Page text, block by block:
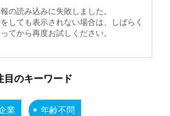
の読み込みに失敗しました。
しても表示されない場合は、しばらく
てから再度お試しください。
目のキーワード
業 年齢不問